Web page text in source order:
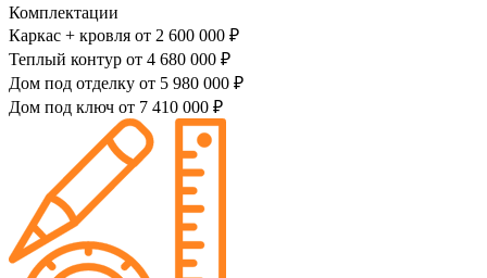
Комплектации
Каркас + кровля от 2 600 000 ₽
Теплый контур от 4 680 000 ₽
Дом под отделку от 5 980 000 ₽
Дом под ключ от 7 410 000 ₽